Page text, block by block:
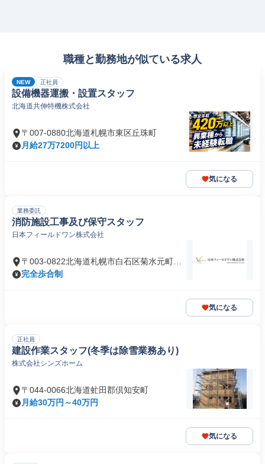
職種と勤務地が似ている求人
NEW 正社員
設備機器運搬・設置スタッフ
北海道共伸特機株式会社
〒007-0880北海道札幌市東区丘珠町
月給27万7200円以上
気になる
業務委託
消防施設工事及び保守スタッフ
日本フィールドワン株式会社
〒003-0822北海道札幌市白石区菊水元町二
条
完全歩合制
気になる
正社員
建設作業スタッフ(冬季は除雪業務あり)
株式会社シンズホーム
〒044-0066北海道虻田郡倶知安町
月給30万円～40万円
気になる